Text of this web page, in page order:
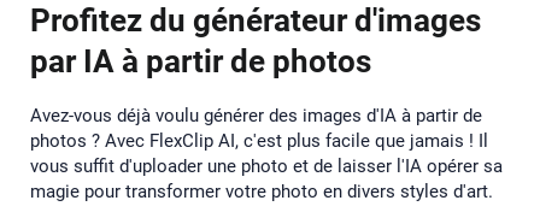
Profitez du générateur d'images
par IA à partir de photos
Avez-vous déjà voulu générer des images d'IA à partir de
photos ? Avec FlexClip AI, c'est plus facile que jamais ! Il
vous suffit d'uploader une photo et de laisser l'IA opérer sa
magie pour transformer votre photo en divers styles d'art.